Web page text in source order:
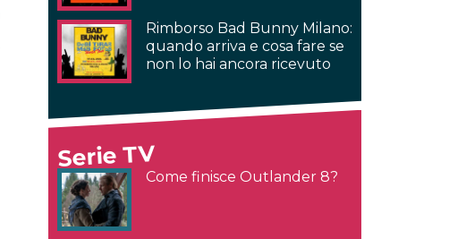
Rimborso Bad Bunny Milano:
quando arriva e cosa fare se
non lo hai ancora ricevuto
Serie TV
Come finisce Outlander 8?